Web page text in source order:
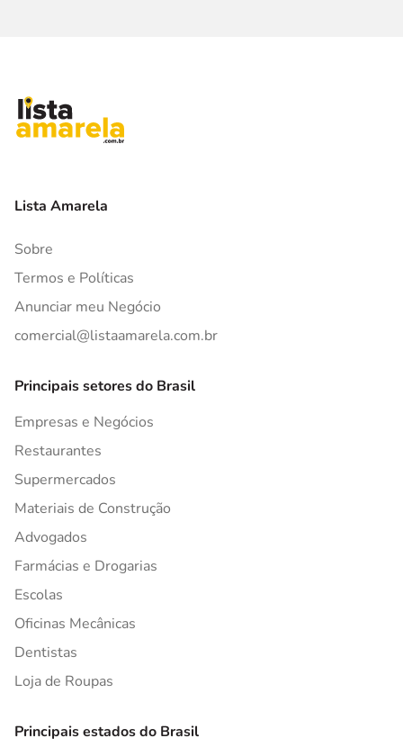
Lista Amarela
Sobre
Termos e Políticas
Anunciar meu Negócio
comercial@listaamarela.com.br
Principais setores do Brasil
Empresas e Negócios
Restaurantes
Supermercados
Materiais de Construção
Advogados
Farmácias e Drogarias
Escolas
Oficinas Mecânicas
Dentistas
Loja de Roupas
Principais estados do Brasil